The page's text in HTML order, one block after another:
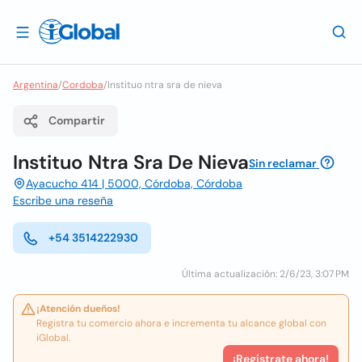
Argentina/Cordoba/Instituo ntra sra de nieva
Compartir
Instituo Ntra Sra De NievaSin reclamar
Ayacucho 414 | 5000, Córdoba, Córdoba
Escribe una reseña
+54 3514222930
Última actualización: 2/6/23, 3:07 PM
¡Atención dueños!
Registra tu comercio ahora e incrementa tu alcance global con
iGlobal.
¡Registrate ahora!